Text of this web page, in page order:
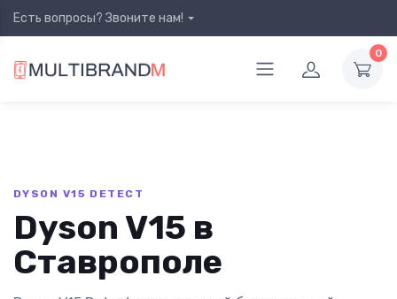
Есть вопросы? Звоните нам!
0
DYSON V15 DETECT
Dyson V15 в
Ставрополе